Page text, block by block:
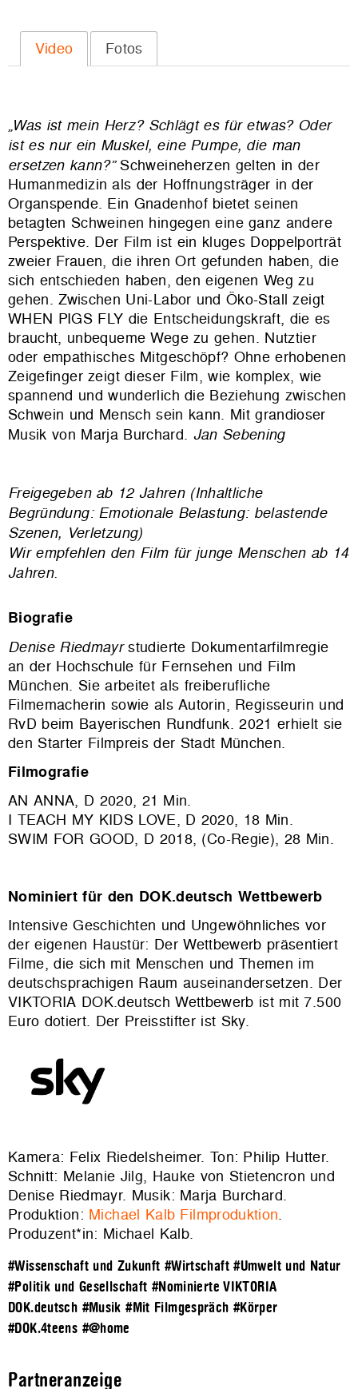
Video Fotos
„Was ist mein Herz? Schlägt es für etwas? Oder
ist es nur ein Muskel, eine Pumpe, die man
ersetzen kann?”Schweineherzen gelten in der
Humanmedizin als der Hoffnungsträger in der
Organspende. Ein Gnadenhof bietet seinen
betagten Schweinen hingegen eine ganz andere
Perspektive. Der Film ist ein kluges Doppelporträt
zweier Frauen, die ihren Ort gefunden haben, die
sich entschieden haben, den eigenen Weg zu
gehen. Zwischen Uni-Labor und Öko-Stall zeigt
WHEN PIGS FLY die Entscheidungskraft, die es
braucht, unbequeme Wege zu gehen. Nutztier
oder empathisches Mitgeschöpf? Ohne erhobenen
Zeigefinger zeigt dieser Film, wie komplex, wie
spannend und wunderlich die Beziehung zwischen
Schwein und Mensch sein kann. Mit grandioser
Musik von Marja Burchard. Jan Sebening
Freigegeben ab 12 Jahren (Inhaltliche
Begründung: Emotionale Belastung: belastende
Szenen, Verletzung)
Wir empfehlen den Film für junge Menschen ab 14
Jahren.
Biografie
Denise Riedmayrstudierte Dokumentarfilmregie
an der Hochschule für Fernsehen und Film
München. Sie arbeitet als freiberufliche
Filmemacherin sowie als Autorin, Regisseurin und
RvD beim Bayerischen Rundfunk. 2021 erhielt sie
den Starter Filmpreis der Stadt München.
Filmografie
AN ANNA, D 2020, 21 Min.
I TEACH MY KIDS LOVE, D 2020, 18 Min.
SWIM FOR GOOD, D 2018, (Co-Regie), 28 Min.
Nominiert für den DOK.deutsch Wettbewerb
Intensive Geschichten und Ungewöhnliches vor
der eigenen Haustür: Der Wettbewerb präsentiert
Filme, die sich mit Menschen und Themen im
deutschsprachigen Raum auseinandersetzen. Der
VIKTORIA DOK.deutsch Wettbewerb ist mit 7.500
Euro dotiert. Der Preisstifter ist Sky.
Kamera: Felix Riedelsheimer. Ton: Philip Hutter.
Schnitt: Melanie Jilg, Hauke von Stietencron und
Denise Riedmayr. Musik: Marja Burchard.
Produktion: Michael Kalb Filmproduktion.
Produzent*in: Michael Kalb.
#Wissenschaft und Zukunft #Wirtschaft #Umwelt und Natur
#Politik und Gesellschaft #Nominierte VIKTORIA
DOK.deutsch #Musik #Mit Filmgespräch #Körper
#DOK.4teens #@home
Partneranzeige